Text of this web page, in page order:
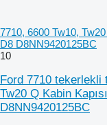
7710, 6600 Tw10,
D8 D8NN9420125BC
10
Ford 7710 tekerlekli
Tw20 Q Kabin
D8NN9420125BC